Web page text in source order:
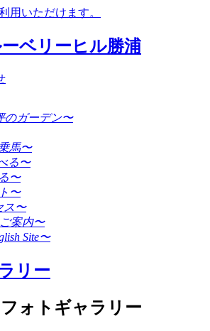
用いただけます。
のガーデン〜
馬〜
る〜
〜
〜
ス〜
案内〜
Site〜
フォトギャラリー